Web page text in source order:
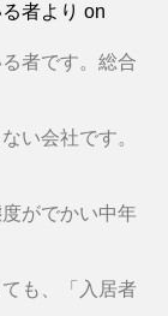
者より on
者です。総合
い会社です。
がでかい中年
も、「入居者